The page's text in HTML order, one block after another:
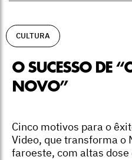
CULTURA
O SUCESSO DE
NOVO”
Cinco motivos para o
Video, que transforma o
faroeste, com altas